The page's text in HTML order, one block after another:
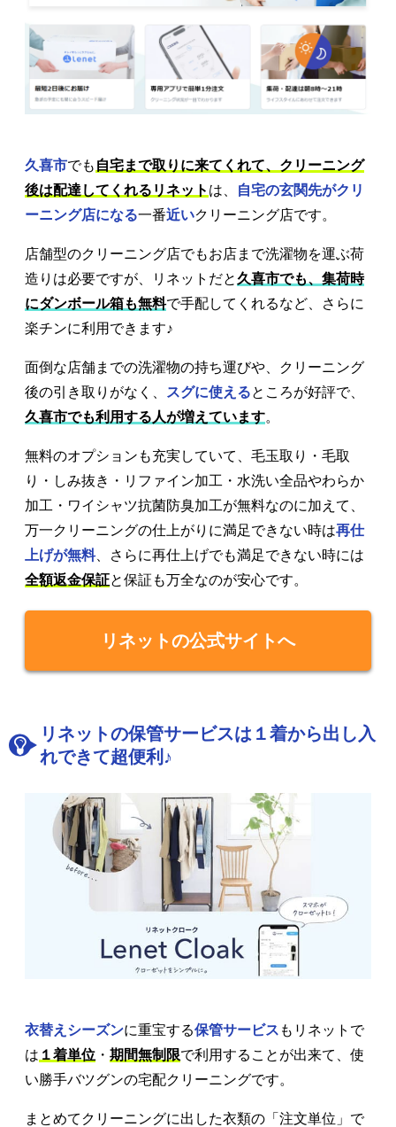
久喜市でも 自宅まで取りに来てくれて、クリーニング
後は配達してくれるリネット は、
自宅の玄関先がクリ
ーニング店になる一番近いクリーニング店です。
店舗型のクリーニング店でもお店まで洗濯物を運ぶ荷
造りは必要ですが、リネットだと久喜市でも、集荷時
にダンボール箱も無料で手配してくれるなど、さらに
楽チンに利用できます♪
面倒な店舗までの洗濯物の持ち運びや、クリーニング
後の引き取りがなく、
スグに使えるところが好評で、
久喜市でも利用する人が増えています。
無料のオプションも充実していて、毛玉取り・毛取
り・しみ抜き・リファイン加工・水洗い全品やわらか
加工・ワイシャツ抗菌防臭加工が無料なのに加えて、
万一クリーニングの仕上がりに満足できない時は再仕
上げが無料、さらに再仕上げでも満足できない時には
全額返金保証と保証も万全なのが安心です。
リネットの公式サイトへ
リネットの保管サービスは１着から出し入
れできて超便利♪
衣替えシーズンに重宝する保管サービス もリネットで
は １着単位 ・ 期間無制限で利用することが出来て、使
い勝手バツグンの宅配クリーニングです。
まとめてクリーニングに出した衣類の「注文単位」で